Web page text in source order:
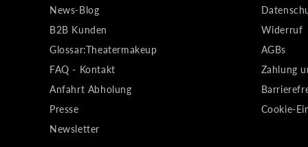
News-Blog
B2B Kunden
Glossar:Theatermakeup
FAQ - Kontakt
Anfahrt Abholung
Presse
Newsletter
Widerruf
AGBs
Zahlung
Cookie-